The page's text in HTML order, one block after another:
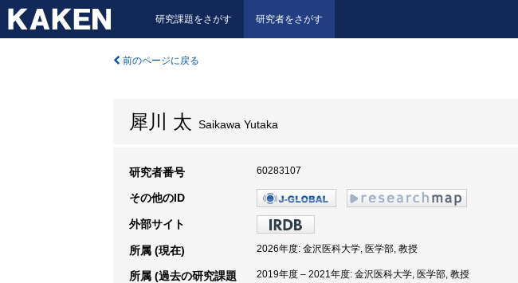
研究課題をさがす 研究者をさがす
前のページに戻る
犀川 太 Saikawa Yutaka
研究者番号 60283107
その他のID
外部サイト
所属 (現在) 2026年度: 金沢医科大学, 医学部, 教授
所属 (過去の研究課題
2019年度 – 2021年度: 金沢医科大学, 医学部, 教授